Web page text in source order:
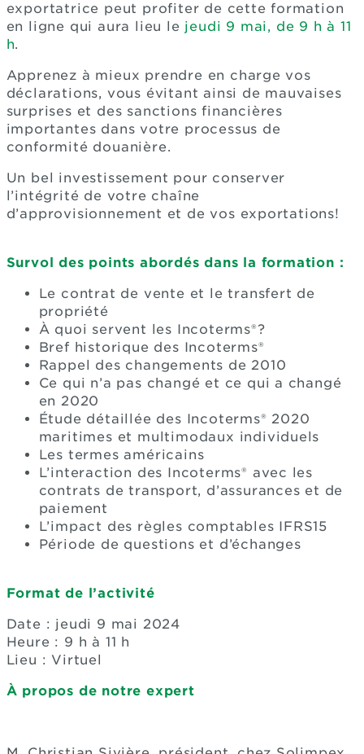
exportatrice peut profiter de cette formation
en ligne qui aura lieu le jeudi 9 mai, de 9 h à 11
h.
Apprenez à mieux prendre en charge vos
déclarations, vous évitant ainsi de mauvaises
surprises et des sanctions financières
importantes dans votre processus de
conformité douanière.
Un bel investissement pour conserver
l’intégrité de votre chaîne
d’approvisionnement et de vos exportations!
Survol des points abordés dans la formation :
Le contrat de vente et le transfert de
propriété
À quoi servent les Incoterms®?
Bref historique des Incoterms®
Rappel des changements de 2010
Ce qui n’a pas changé et ce qui a changé
en 2020
Étude détaillée des Incoterms® 2020
maritimes et multimodaux individuels
Les termes américains
L’interaction des Incoterms® avec les
contrats de transport, d’assurances et de
paiement
L’impact des règles comptables IFRS15
Période de questions et d’échanges
Format de l’activité
Date : jeudi 9 mai 2024
Heure : 9 h à 11 h
Lieu : Virtuel
À propos de notre expert